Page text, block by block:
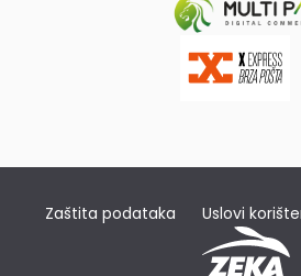
Zaštita podataka Uslovi